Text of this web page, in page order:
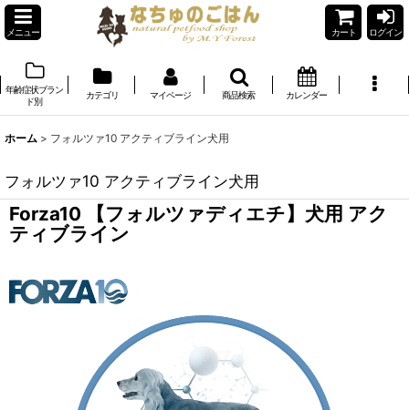
メニュー カート ログイン
年齢症状ブラン
ド別
カテゴリ マイページ 商品検索 カレンダー
ホーム > フォルツァ10 アクティブライン犬用
フォルツァ10 アクティブライン犬用
Forza10 【フォルツァディエチ】犬用 アク
ティブライン